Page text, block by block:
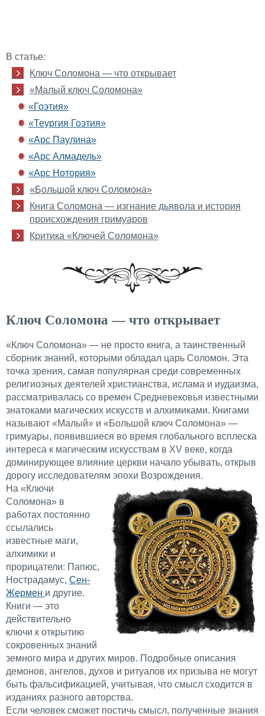
В статье:
Ключ Соломона — что открывает
«Малый ключ Соломона»
«Гоэтия»
«Теургия Гоэтия»
«Арс Паулина»
«Арс Алмадель»
«Арс Нотория»
«Большой ключ Соломона»
Книга Соломона — изгнание дьявола и история
происхождения гримуаров
Критика «Ключей Соломона»
Ключ Соломона — что открывает
«Ключ Соломона» — не просто книга, а таинственный
сборник знаний, которыми обладал царь Соломон. Эта
точка зрения, самая популярная среди современных
религиозных деятелей христианства, ислама и иудаизма,
рассматривалась со времен Средневековья известными
знатоками магических искусств и алхимиками. Книгами
называют «Малый» и «Большой ключ Соломона» —
гримуары, появившиеся во время глобального всплеска
интереса к магическим искусствам в XV веке, когда
доминирующее влияние церкви начало убывать, открыв
дорогу исследователям эпохи Возрождения.
На «Ключи
Соломона» в
работах постоянно
ссылались
известные маги,
алхимики и
прорицатели: Папюс,
Нострадамус, Сен-
Жермен и другие.
Книги — это
действительно
ключи к открытию
сокровенных знаний
земного мира и других миров. Подробные описания
демонов, ангелов, духов и ритуалов их призыва не могут
быть фальсификацией, учитывая, что смысл сходится в
изданиях разного авторства.
Если человек сможет постичь смысл, полученные знания